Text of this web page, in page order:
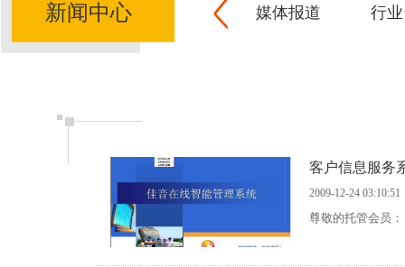
新闻中心 媒体报道 行
客户信息服务
2009-12-24 03:10:51